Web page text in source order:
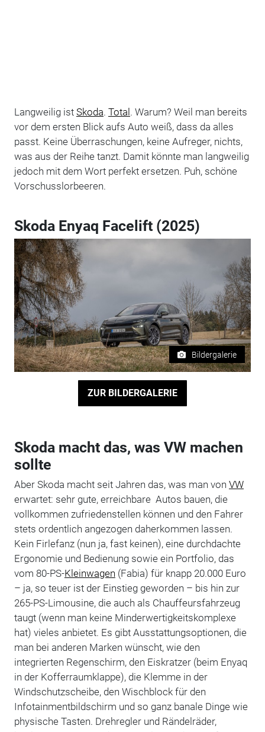
Langweilig ist Skoda. Total. Warum? Weil man bereits
vor dem ersten Blick aufs Auto weiß, dass da alles
passt. Keine Überraschungen, keine Aufreger, nichts,
was aus der Reihe tanzt. Damit könnte man langweilig
jedoch mit dem Wort perfekt ersetzen. Puh, schöne
Vorschusslorbeeren.
Skoda Enyaq Facelift (2025)
Bildergalerie
ZUR BILDERGALERIE
Skoda macht das, was VW machen
sollte
Aber Skoda macht seit Jahren das, was man von VW
erwartet: sehr gute, erreichbare Autos bauen, die
vollkommen zufriedenstellen können und den Fahrer
stets ordentlich angezogen daherkommen lassen.
Kein Firlefanz (nun ja, fast keinen), eine durchdachte
Ergonomie und Bedienung sowie ein Portfolio, das
vom 80-PS-Kleinwagen (Fabia) für knapp 20.000 Euro
– ja, so teuer ist der Einstieg geworden – bis hin zur
265-PS-Limousine, die auch als Chauffeursfahrzeug
taugt (wenn man keine Minderwertigkeitskomplexe
hat) vieles anbietet. Es gibt Ausstattungsoptionen, die
man bei anderen Marken wünscht, wie den
integrierten Regenschirm, den Eiskratzer (beim Enyaq
in der Kofferraumklappe), die Klemme in der
Windschutzscheibe, den Wischblock für den
Infotainmentbildschirm und so ganz banale Dinge wie
physische Tasten. Drehregler und Rändelräder,